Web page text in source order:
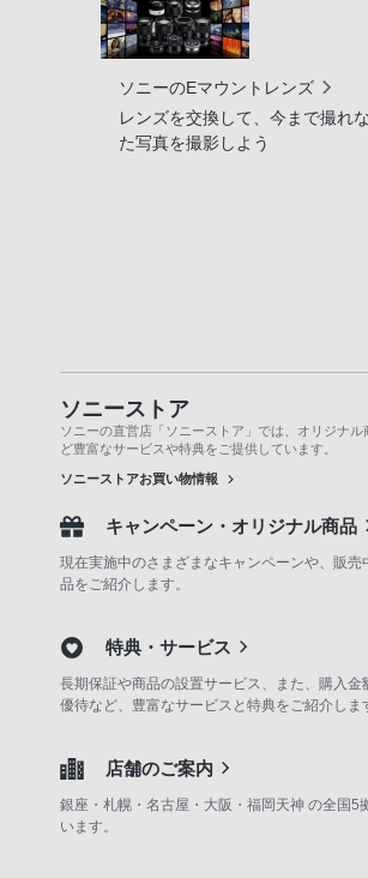
ソニーのEマウントレンズ
レンズを交換して、今まで撮れ
た写真を撮影しよう
ソニーストア
ソニーの直営店「ソニーストア」では、オリジナル
ど豊富なサービスや特典をご提供しています。
ソニーストアお買い物情報
キャンペーン・オリジナル商品
現在実施中のさまざまなキャンペーンや、販売
品をご紹介します。
特典・サービス
長期保証や商品の設置サービス、また、購入金
優待など、豊富なサービスと特典をご紹介しま
店舗のご案内
銀座・札幌・名古屋・大阪・福岡天神 の全国5
います。